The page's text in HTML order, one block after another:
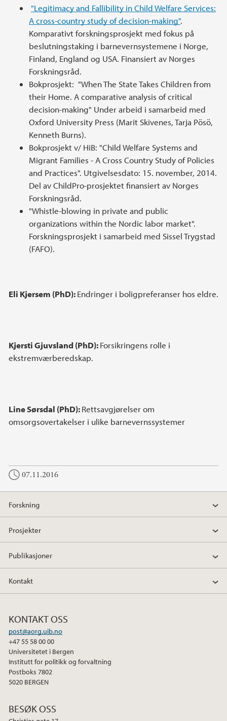
"Legitimacy and Fallibility in Child Welfare Services:
A cross-country study of decision-making".
Komparativt forskningsprosjekt med fokus på
beslutningstaking i barnevernsystemene i Norge,
Finland, England og USA. Finansiert av Norges
Forskningsråd.
Bokprosjekt: "When The State Takes Children from
their Home. A comparative analysis of critical
decision-making" Under arbeid i samarbeid med
Oxford University Press (Marit Skivenes, Tarja Pösö,
Kenneth Burns).
Bokprosjekt v/ HiB: "Child Welfare Systems and
Migrant Families - A Cross Country Study of Policies
and Practices". Utgivelsesdato: 15. november, 2014.
Del av ChildPro-prosjektet finansiert av Norges
Forskningsråd.
"Whistle-blowing in private and public
organizations within the Nordic labor market".
Forskningsprosjekt i samarbeid med Sissel Trygstad
(FAFO).
Eli Kjersem (PhD):Endringer i boligpreferanser hos eldre.
Kjersti Gjuvsland (PhD):Forsikringens rolle i
ekstremværberedskap.
Line Sørsdal (PhD):Rettsavgjørelser om
omsorgsovertakelser i ulike barnevernssystemer
07.11.2016
Forskning
Prosjekter
Publikasjoner
Kontakt
KONTAKT OSS
post@aorg.uib.no
+47 55 58 00 00
Universitetet i Bergen
Institutt for politikk og forvaltning
Postboks 7802
5020 BERGEN
BESØK OSS